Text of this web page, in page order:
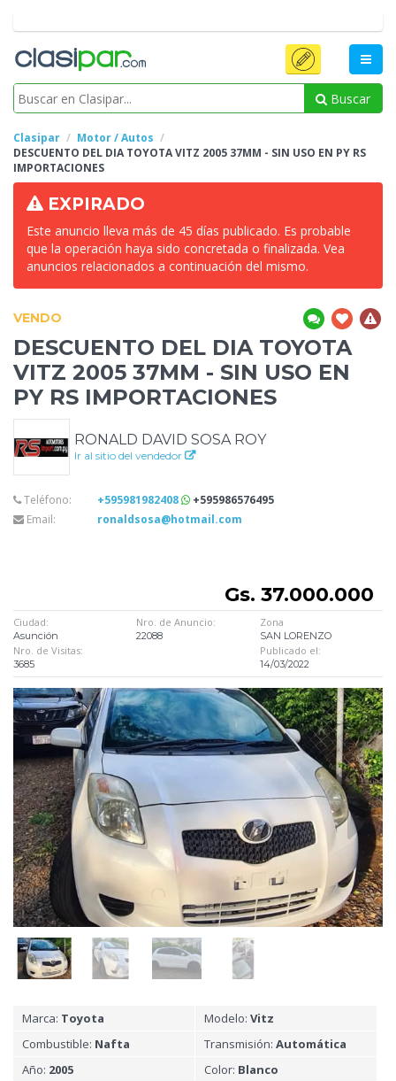
Buscar
Clasipar
Motor / Autos
DESCUENTO DEL DIA TOYOTA VITZ 2005 37MM - SIN USO EN PY RS
IMPORTACIONES
EXPIRADO
Este anuncio lleva más de 45 días publicado. Es probable
que la operación haya sido concretada o finalizada. Vea
anuncios relacionados a continuación del mismo.
VENDO
DESCUENTO DEL DIA TOYOTA
VITZ 2005 37MM - SIN USO EN
PY RS IMPORTACIONES
RONALD DAVID SOSA ROY
Ir al sitio del vendedor
Teléfono: +595981982408
+595986576495
Email:
ronaldsosa@hotmail.com
Gs. 37.000.000
Ciudad:
Asunción
Nro. de Anuncio:
22088
Zona
SAN LORENZO
Nro. de Visitas:
3685
Publicado el:
14/03/2022
Marca: Toyota Modelo: Vitz
Combustible: Nafta Transmisión: Automática
Año: 2005 Color: Blanco